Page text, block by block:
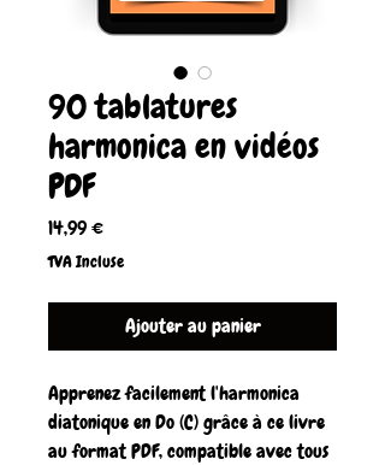
90 tablatures
harmonica en vidéos
PDF
14,99 €Prix
TVA Incluse
Ajouter au panier
Apprenez facilement l'harmonica
diatonique en Do (C) grâce à ce livre
au format PDF, compatible avec tous